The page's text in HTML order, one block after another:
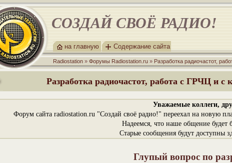
СОЗДАЙ СВОЁ РАДИО!
на главную Содержание сайта
Radiostation » Форумы Radiostation.ru » Разработка радиочастот,
Разработка радиочастот, работа с ГРЧЦ и
Уважаемые коллеги,
Форум сайта radiostation.ru "Создай своё радио!" переехал на новую
Надеемся, что наше общение будет
Старые сообщения будут доступны
Глупый вопрос по